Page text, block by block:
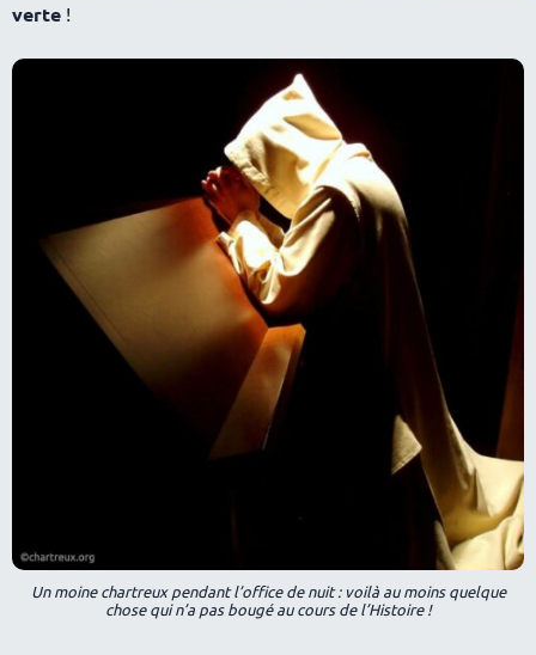
verte !
Un moine chartreux pendant l’office de nuit : voilà au moins quelque
chose qui n’a pas bougé au cours de l’Histoire !